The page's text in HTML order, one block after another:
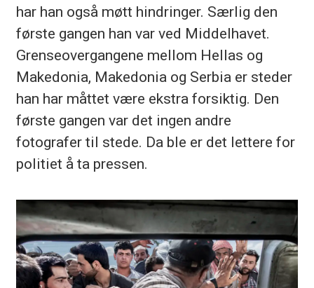
har han også møtt hindringer. Særlig den
første gangen han var ved Middelhavet.
Grenseovergangene mellom Hellas og
Makedonia, Makedonia og Serbia er steder
han har måttet være ekstra forsiktig. Den
første gangen var det ingen andre
fotografer til stede. Da ble er det lettere for
politiet å ta pressen.